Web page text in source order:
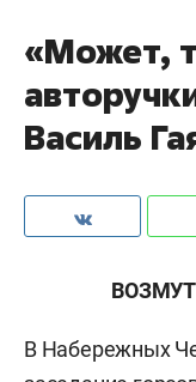
«Может,
Василь
В Набережных